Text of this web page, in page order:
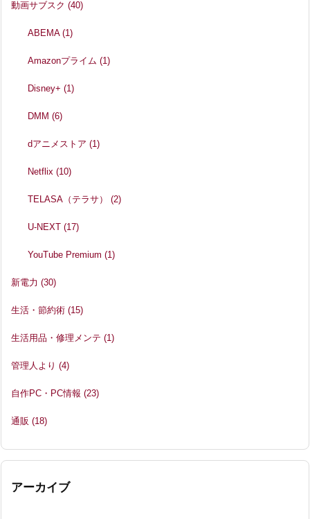
動画サブスク (40)
ABEMA(1)
Amazonプライム(1)
Disney+(1)
DMM(6)
dアニメストア(1)
Netflix(10)
TELASA（テラサ）(2)
U-NEXT(17)
YouTube Premium(1)
新電力 (30)
生活・節約術 (15)
生活用品・修理メンテ (1)
管理人より (4)
自作PC・PC情報 (23)
通販 (18)
アーカイブ